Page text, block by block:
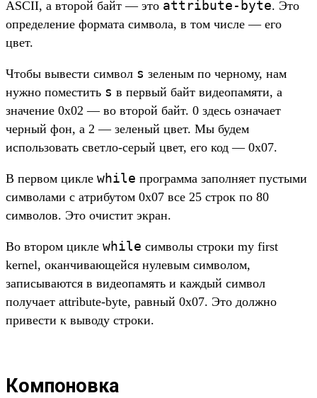
ASCII, а второй байт — это attribute-byte. Это
определение формата символа, в том числе — его
цвет.
Чтобы вывести символ s зеленым по черному, нам
нужно поместить s в первый байт видеопамяти, а
значение 0x02 — во второй байт. 0 здесь означает
черный фон, а 2 — зеленый цвет. Мы будем
использовать светло-серый цвет, его код — 0x07.
В первом цикле while программа заполняет пустыми
символами с атрибутом 0x07 все 25 строк по 80
символов. Это очистит экран.
Во втором цикле while символы строки my first
kernel, оканчивающейся нулевым символом,
записываются в видеопамять и каждый символ
получает attribute-byte, равный 0x07. Это должно
привести к выводу строки.
Компоновка